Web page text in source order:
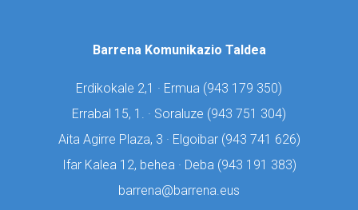
Barrena Komunikazio Taldea
Erdikokale 2,1 · Ermua (943 179 350)
Errabal 15, 1. · Soraluze (943 751 304)
Aita Agirre Plaza, 3 · Elgoibar (943 741 626)
Ifar Kalea 12, behea · Deba (943 191 383)
barrena@barrena.eus